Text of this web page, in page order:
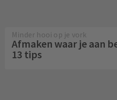
Minder hooi op je vork
Afmaken waar je aan
13 tips